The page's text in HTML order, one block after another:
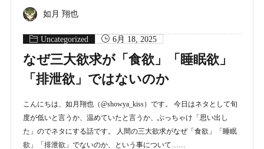
如月 翔也
Uncategorized 6月 18, 2025
なぜ三大欲求が「食欲」「睡眠欲」
「排泄欲」ではないのか
こんにちは、如月翔也（@showya_kiss）です。 今日はネタとして旬
度が低いと言うか、温めていたと言うか、ぶっちゃけ「思い出し
た」のでネタにする話です。 人間の三大欲求がなぜ「食欲」「睡眠
欲」「排泄欲」でないのか、という事について……